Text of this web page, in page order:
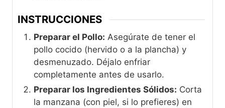
INSTRUCCIONES
Preparar el Pollo: Asegúrate de tener el
pollo cocido (hervido o a la plancha) y
desmenuzado. Déjalo enfriar
completamente antes de usarlo.
Preparar los Ingredientes Sólidos: Corta
la manzana (con piel, si lo prefieres) en